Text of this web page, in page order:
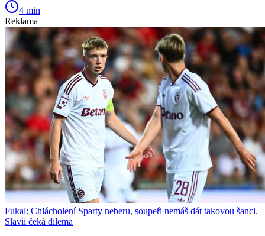
4 min
Reklama
Fukal: Chlácholení Sparty neberu, soupeři nemáš dát takovou šanci.
Slavii čeká dilema